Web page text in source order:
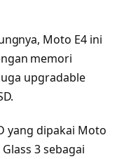
Moto E4 ini
memori
upgradable
yang dipakai Moto
3 sebagai